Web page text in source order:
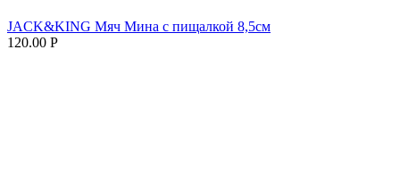
JACK&KING Мяч Мина с пищалкой 8,5см
120.00 Р